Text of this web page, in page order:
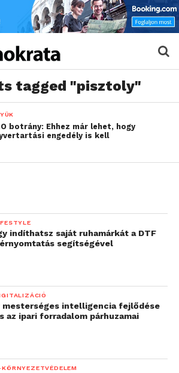
tagged "pisztoly"
botrány: Ehhez már lehet, hogy
engedély is kell
indíthatsz saját ruhamárkát a DTF
segítségével
mesterséges intelligencia fejlődése
az ipari forradalom párhuzamai